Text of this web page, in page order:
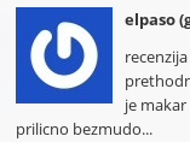
elpaso
je
prilicno bezmudo...